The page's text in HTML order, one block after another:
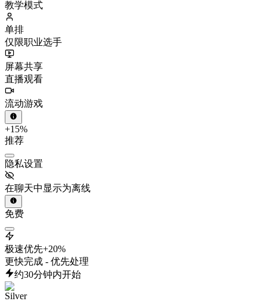
教学模式
单排
仅限职业选手
屏幕共享
直播观看
流动游戏
+15%
推荐
隐私设置
在聊天中显示为离线
免费
极速优先+20%
更快完成 - 优先处理
约30分钟内开始